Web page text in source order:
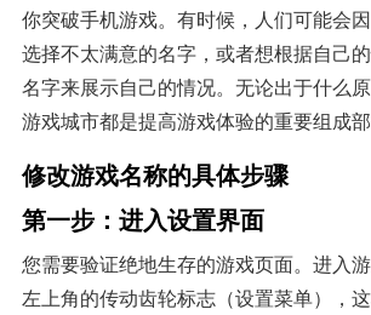
你突破手机游戏。有时候，人们可能会
选择不太满意的名字，或者想根据自己
名字来展示自己的情况。无论出于什么
游戏城市都是提高游戏体验的重要组成部
修改游戏名称的具体步骤
第一步：进入设置界面
您需要验证绝地生存的游戏页面。进入
左上角的传动齿轮标志（设置菜单），